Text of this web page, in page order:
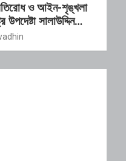
ও আইন-শৃঙ্খলা
সালাউদ্দিন